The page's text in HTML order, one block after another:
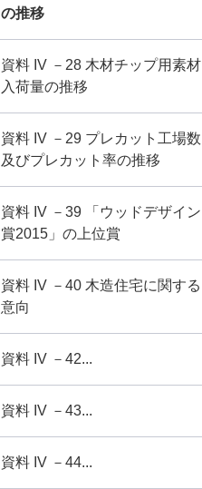
の推移
資料 IV －28 木材チップ用素材
入荷量の推移
資料 IV －29 プレカット工場数
及びプレカット率の推移
資料 IV －39 「ウッドデザイン
賞2015」の上位賞
資料 IV －40 木造住宅に関する
意向
資料 IV －42...
資料 IV －43...
資料 IV －44...